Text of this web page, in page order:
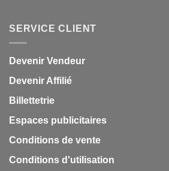
SERVICE CLIENT
Devenir Vendeur
Devenir Affilié
Billettetrie
Espaces publicitaires
Conditions de vente
Conditions d'utilisation